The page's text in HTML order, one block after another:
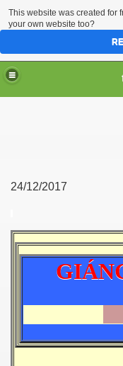
24/12/2017
This website was created for
your own website too?